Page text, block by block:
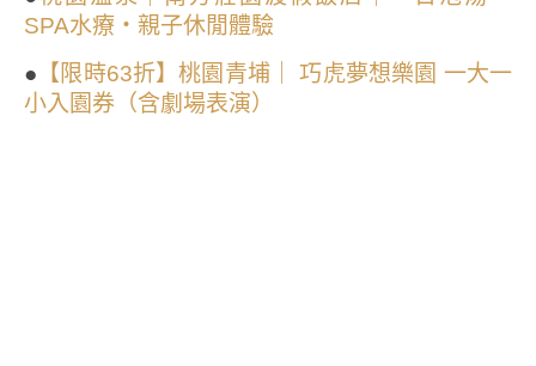
SPA水療・親子休閒體驗
● 【限時63折】桃園青埔｜ 巧虎夢想樂園 一大一
小入園券（含劇場表演）